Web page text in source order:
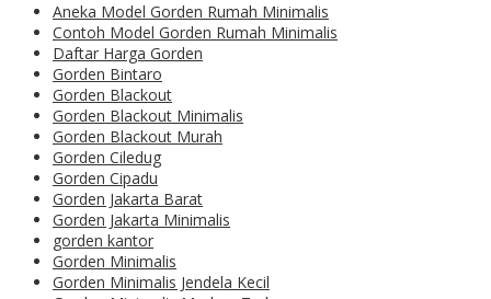
Aneka Model Gorden Rumah Minimalis
Contoh Model Gorden Rumah Minimalis
Daftar Harga Gorden
Gorden Bintaro
Gorden Blackout
Gorden Blackout Minimalis
Gorden Blackout Murah
Gorden Ciledug
Gorden Cipadu
Gorden Jakarta Barat
Gorden Jakarta Minimalis
gorden kantor
Gorden Minimalis
Gorden Minimalis Jendela Kecil